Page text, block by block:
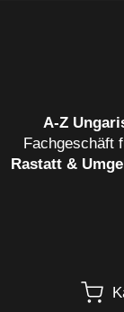
A‑Z
Fachgeschäft
Rastatt &